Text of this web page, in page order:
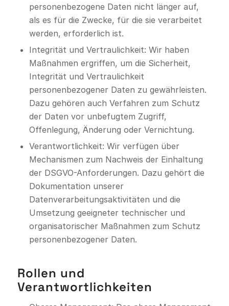
personenbezogene Daten nicht länger auf,
als es für die Zwecke, für die sie verarbeitet
werden, erforderlich ist.
Integrität und Vertraulichkeit: Wir haben
Maßnahmen ergriffen, um die Sicherheit,
Integrität und Vertraulichkeit
personenbezogener Daten zu gewährleisten.
Dazu gehören auch Verfahren zum Schutz
der Daten vor unbefugtem Zugriff,
Offenlegung, Änderung oder Vernichtung.
Verantwortlichkeit: Wir verfügen über
Mechanismen zum Nachweis der Einhaltung
der DSGVO-Anforderungen. Dazu gehört die
Dokumentation unserer
Datenverarbeitungsaktivitäten und die
Umsetzung geeigneter technischer und
organisatorischer Maßnahmen zum Schutz
personenbezogener Daten.
Rollen und
Verantwortlichkeiten